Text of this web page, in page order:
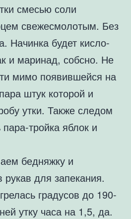
смесью соли
свежесмолотым. Без
Начинка будет кисло-
и маринад, собсно. Не
мимо появившейся на
штук которой и
утки. Также следом
тройка яблок и
бедняжку и
для запекания.
градусов до 190-
утку часа на 1,5, да.